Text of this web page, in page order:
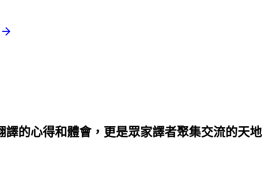
譯的心得和體會，更是眾家譯者聚集交流的天地